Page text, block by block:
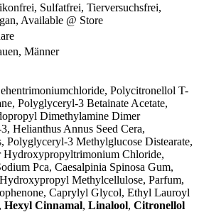
Sulfatfrei, Tierversuchsfrei,
Available @ Store
Männer
Polycitronellol T-
Polyglyceryl-3 Betainate Acetate,
Dimethylamine Dimer
Helianthus Annus Seed Cera,
Polyglyceryl-3 Methylglucose Distearate,
Chloride,
Pca, Caesalpinia Spinosa Gum,
Methylcellulose, Parfum,
Caprylyl Glycol, Ethyl Lauroyl
, Hexyl Cinnamal, Linalool, Citronellol